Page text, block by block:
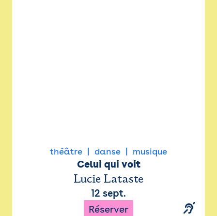
théâtre danse musique
Celui qui voit
Lucie Lataste
12 sept.
Réserver